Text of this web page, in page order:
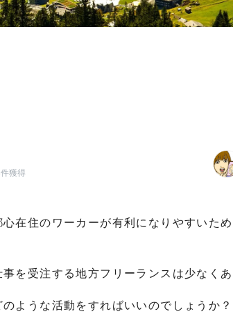
獲得
在住のワーカーが有利になりやすいため
を受注する地方フリーランスは少なくあ
ような活動をすればいいのでしょうか？